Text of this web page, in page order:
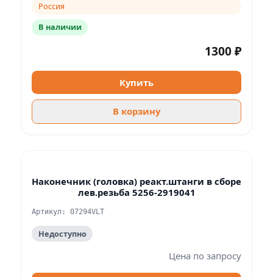
Россия
В наличии
1300 ₽
Купить
В корзину
Наконечник (головка) реакт.штанги в сборе
лев.резьба 5256-2919041
Артикул: 07294VLT
Недоступно
Цена по запросу